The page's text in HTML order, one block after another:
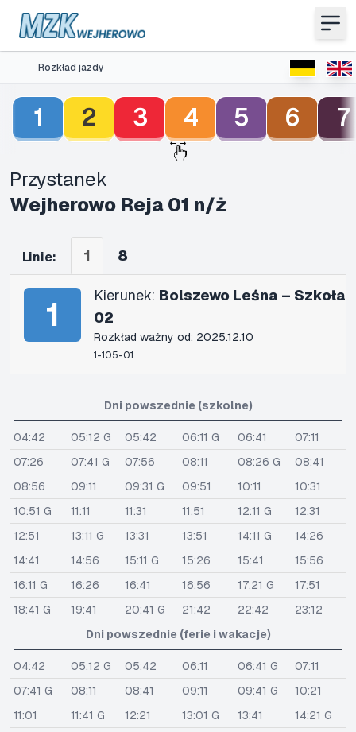
Rozkład jazdy
1 2 3 4 5 6 7
Przystanek
Wejherowo Reja 01 n/ż
Linie: 1 8
1 Kierunek: Bolszewo Leśna – Szkoła
02
Rozkład ważny od: 2025.12.10
1-105-01
Dni powszednie (szkolne)
04:42 05:12 G 05:42 06:11 G 06:41
07:11
07:26
07:41 G 07:56 08:11 08:26 G
08:41
08:56
09:11 09:31 G 09:51 10:11
10:31
10:51 G
11:11 11:31 11:51 12:11 G
12:31
12:51
13:11 G 13:31 13:51 14:11 G
14:26
14:41
14:56 15:11 G 15:26 15:41
15:56
16:11 G
16:26 16:41 16:56 17:21 G
17:51
18:41 G
19:41 20:41 G 21:42 22:42
23:12
Dni powszednie (ferie i wakacje)
04:42 05:12 G 05:42 06:11 06:41 G
07:11
07:41 G
08:11 08:41 09:11 09:41 G
10:21
11:01
11:41 G 12:21 13:01 G 13:41
14:21 G